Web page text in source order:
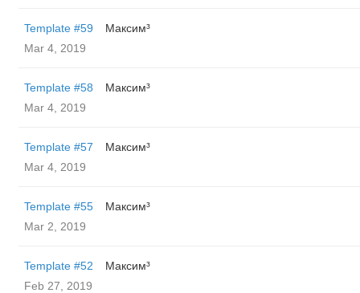
Template #59
Максим³
Mar 4, 2019
Template #58
Максим³
Mar 4, 2019
Template #57
Максим³
Mar 4, 2019
Template #55
Максим³
Mar 2, 2019
Template #52
Максим³
Feb 27, 2019